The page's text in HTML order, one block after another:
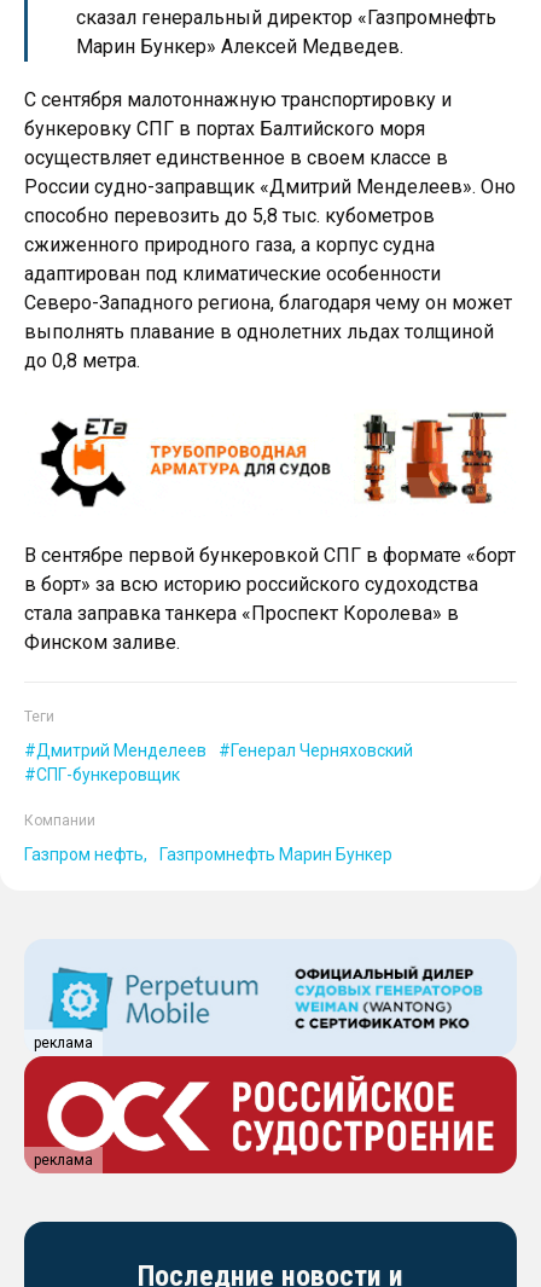
сказал генеральный директор «Газпромнефть
Марин Бункер» Алексей Медведев.
С сентября малотоннажную транспортировку и
бункеровку СПГ в портах Балтийского моря
осуществляет единственное в своем классе в
России судно-заправщик «Дмитрий Менделеев». Оно
способно перевозить до 5,8 тыс. кубометров
сжиженного природного газа, а корпус судна
адаптирован под климатические особенности
Северо-Западного региона, благодаря чему он может
выполнять плавание в однолетних льдах толщиной
до 0,8 метра.
В сентябре первой бункеровкой СПГ в формате «борт
в борт» за всю историю российского судоходства
стала заправка танкера «Проспект Королева» в
Финском заливе.
Теги
Дмитрий Менделеев
Генерал Черняховский
СПГ-бункеровщик
Компании
Газпром нефть Газпромнефть Марин Бункер
реклама
реклама
Последние новости и